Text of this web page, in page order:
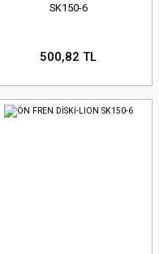
SK150-6
500,82 TL